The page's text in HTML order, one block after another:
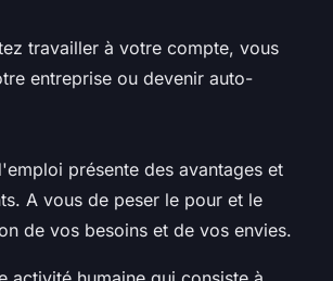
travailler à votre compte, vous
entreprise ou devenir auto-
présente des avantages et
A vous de peser le pour et le
de vos besoins et de vos envies.